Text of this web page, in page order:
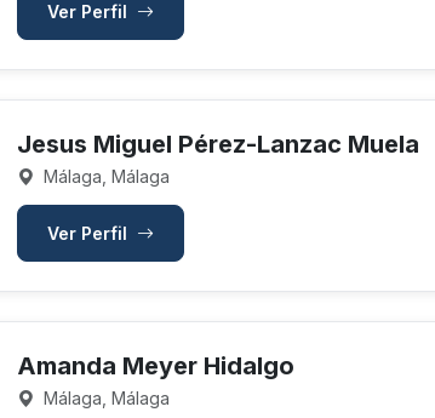
Ver Perfil
Jesus Miguel Pérez-Lanzac Muela
Málaga, Málaga
Ver Perfil
Amanda Meyer Hidalgo
Málaga, Málaga